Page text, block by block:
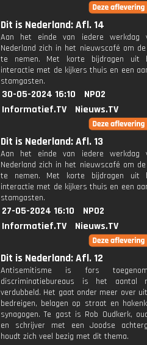
Dit is Nederland: Afl. 14
Aan het einde van iedere werkdag
Nederland zich in het nieuwscafé om
te nemen. Met korte bijdragen uit
interactie met de kijkers thuis en een
stamgasten.
30-05-2024 16:10
NPO2
Informatief.TV
Nieuws.TV
Dit is Nederland: Afl. 13
Aan het einde van iedere werkdag
Nederland zich in het nieuwscafé om
te nemen. Met korte bijdragen uit
interactie met de kijkers thuis en een
stamgasten.
27-05-2024 16:10
NPO2
Informatief.TV
Nieuws.TV
Dit is Nederland: Afl. 12
Antisemitisme is fors
discriminatiebureaus is het aantal
verdubbeld. Het gaat onder meer over
bedreigen, belagen op straat en
synagogen. Te gast is Rob Oudkerk,
en schrijver met een Joodse
houdt zich veel bezig met dit thema.